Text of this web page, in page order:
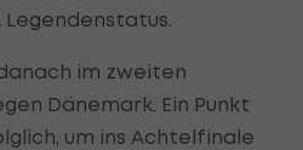
im zweiten
Dänemark. Ein Punkt
um ins Achtelfinale